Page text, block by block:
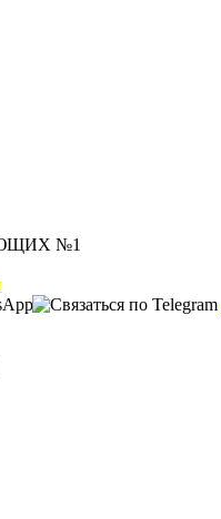
№1